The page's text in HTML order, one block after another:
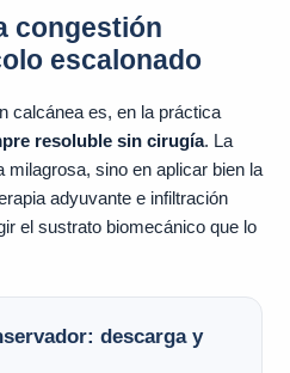
congestión
escalonado
calcánea es, en la práctica
resoluble sin cirugía. La
milagrosa, sino en aplicar bien la
adyuvante e infiltración
el sustrato biomecánico que lo
descarga y